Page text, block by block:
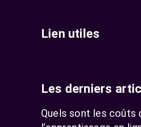
Lien utiles
Les derniers
Quels sont les coûts